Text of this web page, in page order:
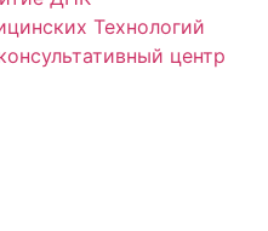
Технологий
центр